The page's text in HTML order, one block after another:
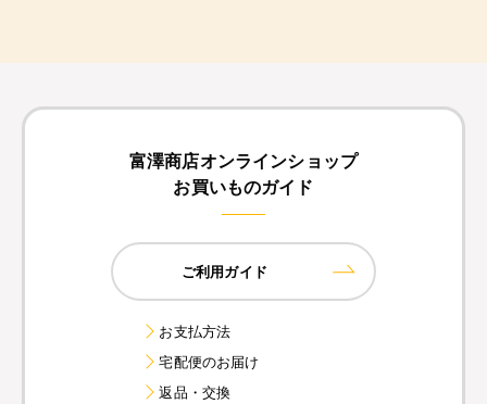
富澤商店オンラインショップ
お買いものガイド
ご利用ガイド
お支払方法
宅配便のお届け
返品・交換